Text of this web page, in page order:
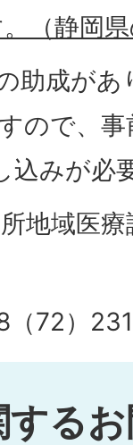
（静岡
助成があ
ので、
込みが必
地域医
（72）
る